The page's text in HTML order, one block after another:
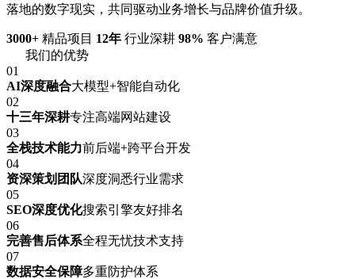
落地的数字现实，共同驱动业务增长与品牌价值升级。
3000+ 精品项目 12年 行业深耕 98% 客户满意
我们的优势
01
AI深度融合大模型+智能自动化
02
十三年深耕专注高端网站建设
03
全栈技术能力前后端+跨平台开发
04
资深策划团队深度洞悉行业需求
05
SEO深度优化搜索引擎友好排名
06
完善售后体系全程无忧技术支持
07
数据安全保障多重防护体系